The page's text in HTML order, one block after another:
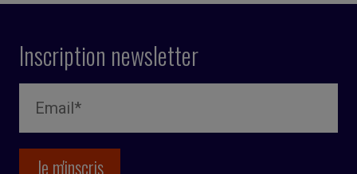
Inscription newsletter